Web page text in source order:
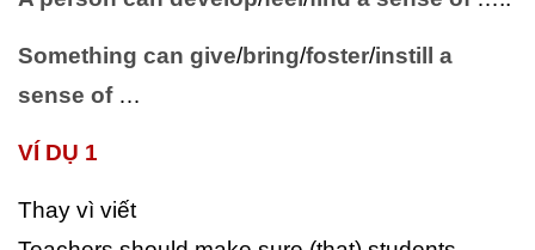
Something can give/bring/foster/instill a
sense of…
VÍ DỤ 1
Thay vì viết